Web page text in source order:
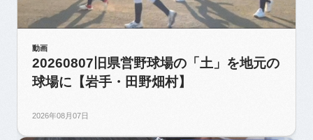
動画
20260807旧県営野球場の「土」を地元の
球場に【岩手・田野畑村】
2026年08月07日